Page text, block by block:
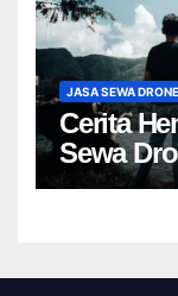
JASA SEWA DRONE
Cerita
Sewa